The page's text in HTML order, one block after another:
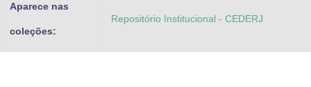
Aparece nas
coleções:
Repositório Institucional - CEDERJ